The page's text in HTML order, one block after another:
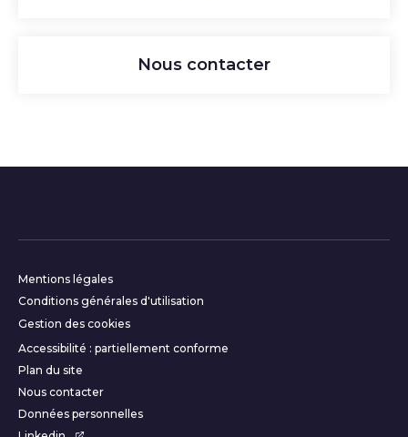
Nous contacter
Informations
Mentions légales
Conditions générales d'utilisation
Gestion des cookies
Accessibilité : partiellement conforme
Plan du site
Nous contacter
Données personnelles